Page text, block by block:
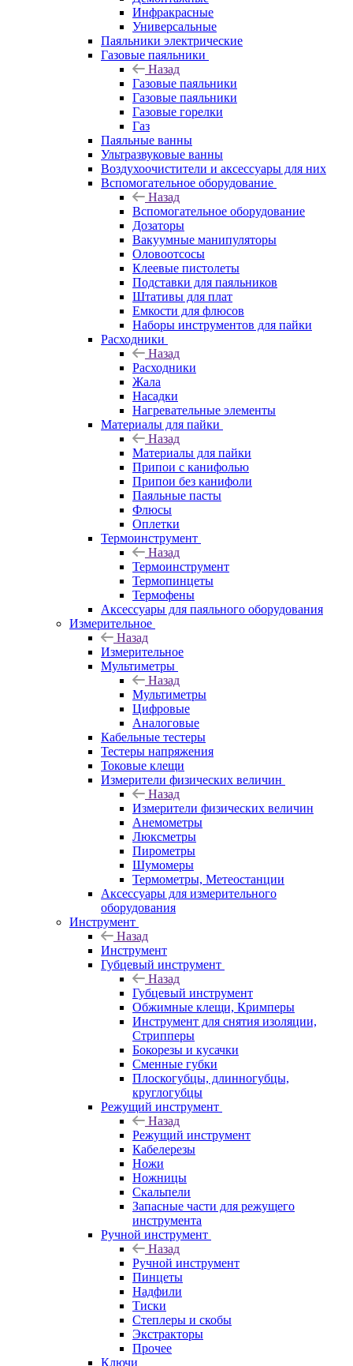
Инфракрасные
Универсальные
Паяльники электрические
Газовые паяльники
Назад
Газовые паяльники
Газовые паяльники
Газовые горелки
Газ
Паяльные ванны
Ультразвуковые ванны
Воздухоочистители и аксессуары для них
Вспомогательное оборудование
Назад
Вспомогательное оборудование
Дозаторы
Вакуумные манипуляторы
Оловоотсосы
Клеевые пистолеты
Подставки для паяльников
Штативы для плат
Емкости для флюсов
Наборы инструментов для пайки
Расходники
Назад
Расходники
Жала
Насадки
Нагревательные элементы
Материалы для пайки
Назад
Материалы для пайки
Припои с канифолью
Припои без канифоли
Паяльные пасты
Флюсы
Оплетки
Термоинструмент
Назад
Термоинструмент
Термопинцеты
Термофены
Аксессуары для паяльного оборудования
Измерительное
Назад
Измерительное
Мультиметры
Назад
Мультиметры
Цифровые
Аналоговые
Кабельные тестеры
Тестеры напряжения
Токовые клещи
Измерители физических величин
Назад
Измерители физических величин
Анемометры
Люксметры
Пирометры
Шумомеры
Термометры, Метеостанции
Аксессуары для измерительного
оборудования
Инструмент
Назад
Инструмент
Губцевый инструмент
Назад
Губцевый инструмент
Обжимные клещи, Кримперы
Инструмент для снятия изоляции,
Стрипперы
Бокорезы и кусачки
Сменные губки
Плоскогубцы, длинногубцы,
круглогубцы
Режущий инструмент
Назад
Режущий инструмент
Кабелерезы
Ножи
Ножницы
Скальпели
Запасные части для режущего
инструмента
Ручной инструмент
Назад
Ручной инструмент
Пинцеты
Надфили
Тиски
Степлеры и скобы
Экстракторы
Прочее
Ключи